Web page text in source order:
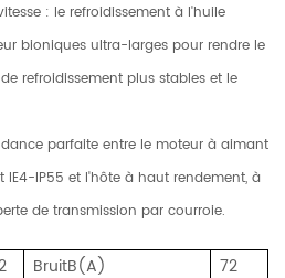
: le refroidissement à l'huile
bioniques ultra-larges pour rendre le
refroidissement plus stables et le
parfaite entre le moteur à aimant
IP55 et l'hôte à haut rendement, à
de transmission par courroie.
BruitB(A)
72